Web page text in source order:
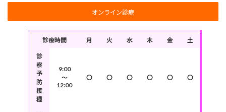
オンライン診療
診療時間 月 火 水 木 金 土
診
察
予
防
接
種
9:00
～
12:00
〇 〇 〇 〇 〇 〇